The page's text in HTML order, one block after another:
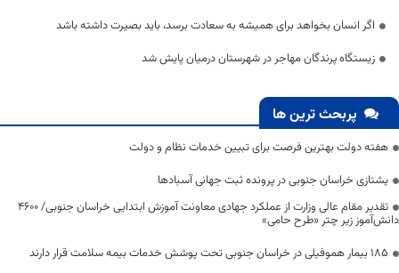
اگر انسان بخواهد برای همیشه به سعادت برسد، باید بصیرت داشته باشد
زیستگاه پرندگان مهاجر در شهرستان درمیان پایش شد
پربحث ترین ها
هفته دولت بهترین فرصت برای تبیین خدمات نظام و دولت
یشتازی خراسان جنوبی در پرونده ثبت جهانی آسبادها
تقدیر مقام عالی وزارت از عملکرد جهادی معاونت آموزش ابتدایی خراسان جنوبی/ ۴۶۰۰
دانش‌آموز زیر چتر «طرح حامی»
۱۸۵ بیمار هموفیلی در خراسان جنوبی تحت پوشش خدمات بیمه سلامت قرار دارند